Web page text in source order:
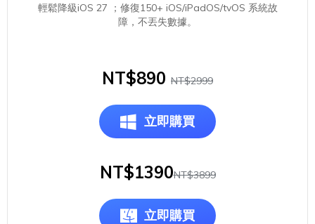
輕鬆降級iOS 27 ；修復150+ iOS/iPadOS/tvOS 系統故
障，不丟失數據。
NT$890 NT$2999
立即購買
NT$1390NT$3899
立即購買